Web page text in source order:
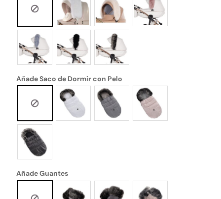
Añade Saco de Dormir con Pelo
Añade Guantes